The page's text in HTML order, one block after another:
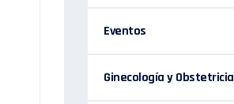
Eventos
Ginecología y Obstetricia